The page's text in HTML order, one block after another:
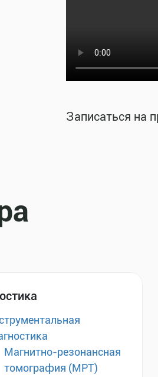
Записаться на
Магнитно-резонансная
томография (МРТ)